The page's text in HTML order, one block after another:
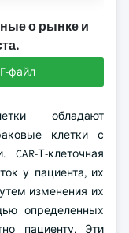
о рынке и
файл
обладают
клетки с
Т-клеточная
у пациента, их
изменения их
определенных
пациенту. Эти